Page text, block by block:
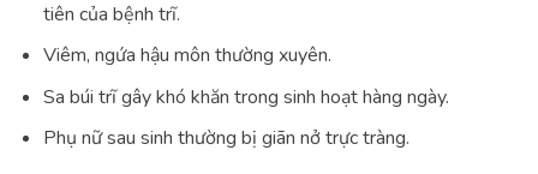
tiên của bệnh trĩ.
Viêm, ngứa hậu môn thường xuyên.
Sa búi trĩ gây khó khăn trong sinh hoạt hàng ngày.
Phụ nữ sau sinh thường bị giãn nở trực tràng.